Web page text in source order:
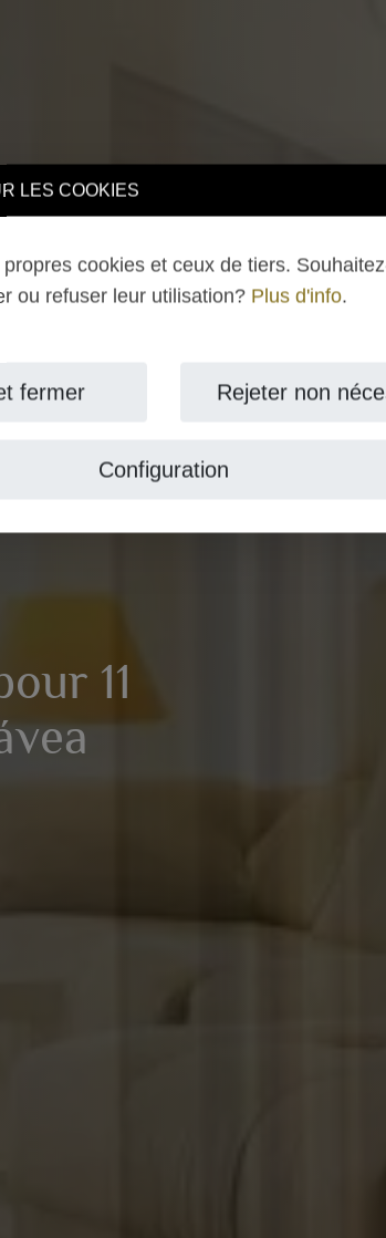
COOKIES
cookies et ceux de tiers. Souhaitez-
refuser leur utilisation?Plus d'info.
Rejeter non
Configuration
11